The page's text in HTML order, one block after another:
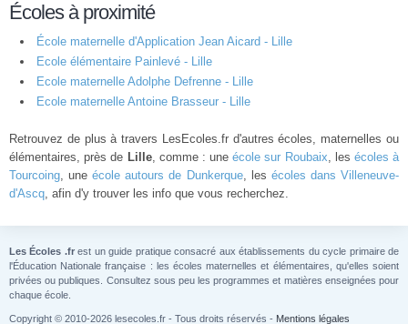
Écoles à proximité
École maternelle d'Application Jean Aicard - Lille
Ecole élémentaire Painlevé - Lille
Ecole maternelle Adolphe Defrenne - Lille
Ecole maternelle Antoine Brasseur - Lille
Retrouvez de plus à travers LesEcoles.fr d'autres écoles, maternelles ou
élémentaires, près de Lille, comme : uneécole sur Roubaix, les écoles à
Tourcoing, uneécole autours de Dunkerque, les écoles dans Villeneuve-
d'Ascq, afin d'y trouver les info que vous recherchez.
Les Écoles .frest un guide pratique consacré aux établissements du cycle primaire de
l'Éducation Nationale française : les écoles maternelles et élémentaires, qu'elles soient
privées ou publiques. Consultez sous peu les programmes et matières enseignées pour
chaque école.
Copyright © 2010-2026 lesecoles.fr - Tous droits réservés - Mentions légales